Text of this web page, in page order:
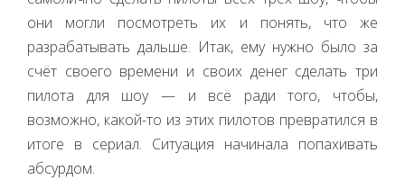
они могли посмотреть их и понять, что же
разрабатывать дальше. Итак, ему нужно было за
счёт своего времени и своих денег сделать три
пилота для шоу — и всё ради того, чтобы,
возможно, какой-то из этих пилотов превратился в
итоге в сериал. Ситуация начинала попахивать
абсурдом.